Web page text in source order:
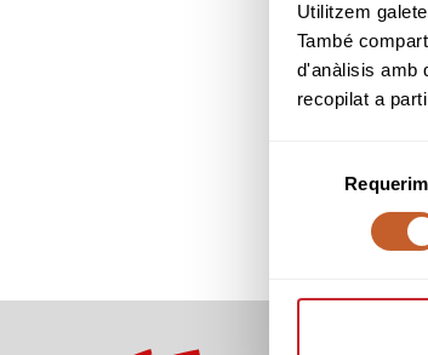
Utilitzem
També
d'anàlisis amb
recopilat a
consentiment